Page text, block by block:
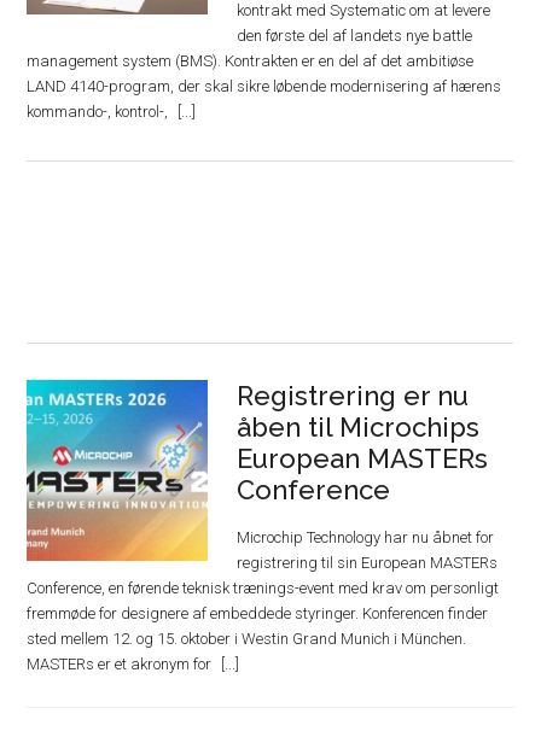
kontrakt med Systematic om at levere
den første del af landets nye battle
management system (BMS). Kontrakten er en del af det ambitiøse
LAND 4140-program, der skal sikre løbende modernisering af hærens
kommando-, kontrol-,
Registrering er nu
åben til Microchips
European MASTERs
Conference
Microchip Technology har nu åbnet for
registrering til sin European MASTERs
Conference, en førende teknisk trænings-event med krav om personligt
fremmøde for designere af embeddede styringer. Konferencen finder
sted mellem 12. og 15. oktober i Westin Grand Munich i München.
MASTERs er et akronym for